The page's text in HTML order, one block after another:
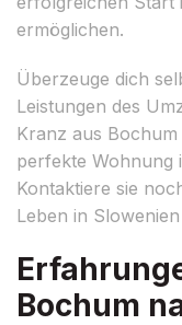
ermöglichen.
Überzeuge dich
Leistungen des
Kranz aus
perfekte Wohnung
Kontaktiere sie
Leben in
Bochum